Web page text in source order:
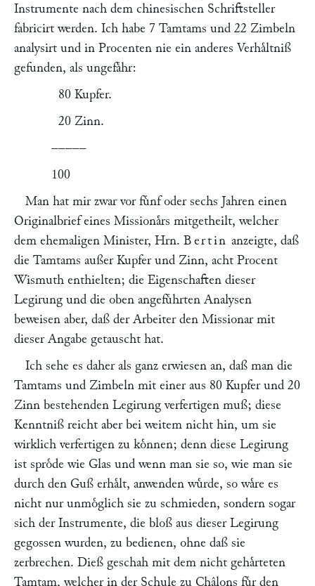
Instrumente nach dem chinesischen Schriftsteller
fabricirt werden. Ich habe 7 Tamtams und 22 Zimbeln
analysirt und in Procenten nie ein anderes Verhaͤltniß
gefunden, als ungefaͤhr:
80 Kupfer.
20 Zinn.
–––––
100
Man hat mir zwar vor fuͤnf oder sechs Jahren einen
Originalbrief eines Missionaͤrs mitgetheilt, welcher
dem ehemaligen Minister, Hrn. Bertin anzeigte, daß
die Tamtams außer Kupfer und Zinn, acht Procent
Wismuth enthielten; die Eigenschaften dieser
Legirung und die oben angefuͤhrten Analysen
beweisen aber, daß der Arbeiter den Missionar mit
dieser Angabe getauscht hat.
Ich sehe es daher als ganz erwiesen an, daß man die
Tamtams und Zimbeln mit einer aus 80 Kupfer und 20
Zinn bestehenden Legirung verfertigen muß; diese
Kenntniß reicht aber bei weitem nicht hin, um sie
wirklich verfertigen zu koͤnnen; denn diese Legirung
ist sproͤde wie Glas und wenn man sie so, wie man sie
durch den Guß erhaͤlt, anwenden wuͤrde, so waͤre es
nicht nur unmoͤglich sie zu schmieden, sondern sogar
sich der Instrumente, die bloß aus dieser Legirung
gegossen wurden, zu bedienen, ohne daß sie
zerbrechen. Dieß geschah mit dem nicht gehaͤrteten
Tamtam, welcher in der Schule zu Châlons fuͤr den